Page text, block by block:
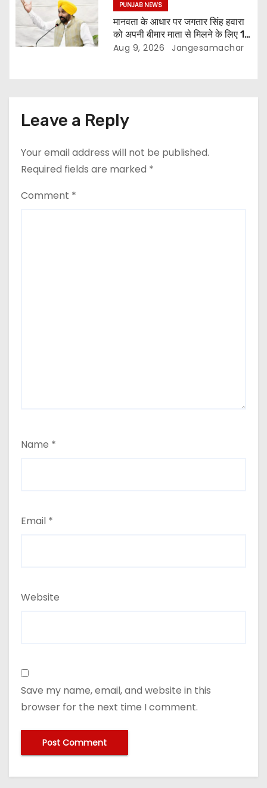
PUNJAB NEWS
मानवता के आधार पर जगतार सिंह हवारा
को अपनी बीमार माता से मिलने के लिए 10
दिन की पैरोल दी जानी चाहिए- मुख्यमंत्री
Aug 9, 2026 Jangesamachar
Leave a Reply
Your email address will not be published.
Required fields are marked *
Comment *
Name *
Email *
Website
Save my name, email, and website in this
browser for the next time I comment.